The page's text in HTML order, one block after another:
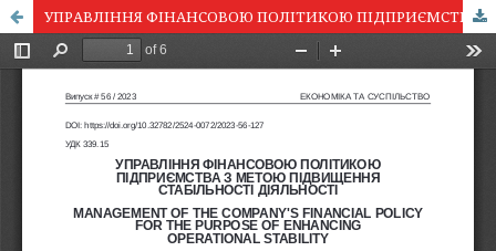
УПРАВЛІННЯ ФІНАНСОВОЮ ПОЛІТИКОЮ ПІДПРИЄМСТВА З МЕТОЮ ПІДВИЩЕННЯ СТАБІЛЬНОСТІ ДІЯЛЬНОСТІ